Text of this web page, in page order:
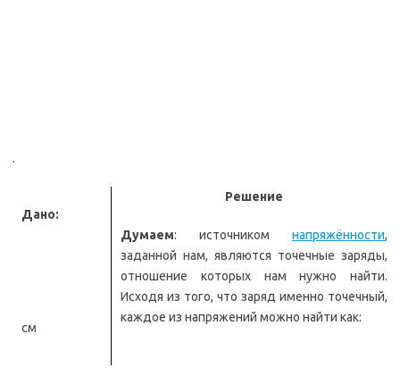
.
Дано:
см
Решение
Думаем: источником напряжённости,
заданной нам, являются точечные заряды,
отношение которых нам нужно найти.
Исходя из того, что заряд именно точечный,
каждое из напряжений можно найти как: